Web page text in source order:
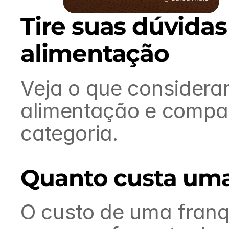
SEE DETAILS
Tire suas
alimentação
Veja o que
alimentação e
categoria.
Quanto custa
O custo de uma